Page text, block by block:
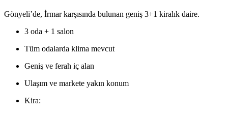
Gönyeli’de, İrmar karşısında bulunan geniş 3+1 kiralık daire.
3 oda + 1 salon
Tüm odalarda klima mevcut
Geniş ve ferah iç alan
Ulaşım ve markete yakın konum
Kira: